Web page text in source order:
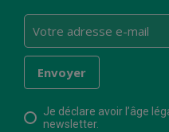
Je déclare avoir l’âge
newsletter.